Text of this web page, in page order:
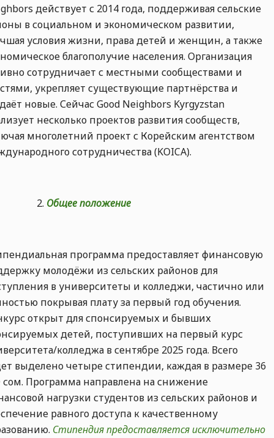
действует с 2014 года, поддерживая сельские
в социальном и экономическом развитии,
условия жизни, права детей и женщин, а также
благополучие населения. Организация
сотрудничает с местными сообществами и
укрепляет существующие партнёрства и
новые. Сейчас Good Neighbors Kyrgyzstan
несколько проектов развития сообществ,
многолетний проект с Корейским агентством
сотрудничества (KOICA).
Общее положение
программа предоставляет финансовую
молодёжи из сельских районов для
в университеты и колледжи, частично или
покрывая плату за первый год обучения.
открыт для спонсируемых и бывших
детей, поступивших на первый курс
колледжа в сентябре 2025 года. Всего
выделено четыре стипендии, каждая в размере 36
сом. Программа направлена на снижение
нагрузки студентов из сельских районов и
равного доступа к качественному
Стипендия предоставляется исключительно